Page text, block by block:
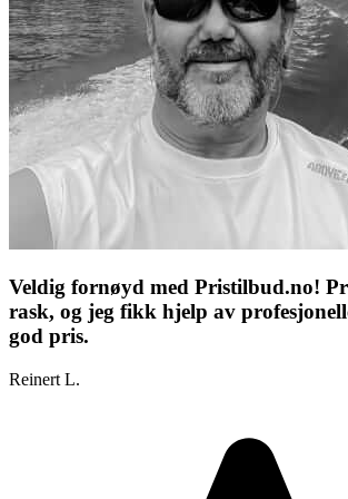
Veldig fornøyd med Pristilbud.no!
rask, og jeg fikk hjelp av
god pris.
Reinert L.